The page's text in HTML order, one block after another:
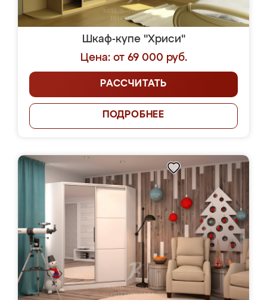
Шкаф-купе "Хриси"
Цена: от 69 000 руб.
РАССЧИТАТЬ
ПОДРОБНЕЕ